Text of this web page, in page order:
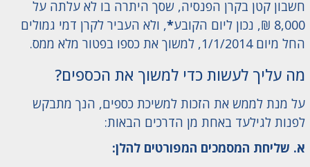
חשבון קטן בקרן הפנסיה, שסך היתרה בו לא עלתה על
8,000 ₪, נכון ליום הקובע
*, ולא העביר לקרן דמי גמולים
החל מיום 1/1/2014, למשוך את כספו בפטור מלא ממס.
מה עליך לעשות כדי למשוך את הכספים?
על מנת לממש את הזכות למשיכת כספים, הנך מתבקש
לפנות לגילעד באחת מן הדרכים הבאות:
א. שליחת המסמכים המפורטים להלן: